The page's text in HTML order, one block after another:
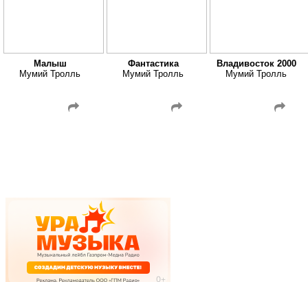
Малыш
Мумий Тролль
Фантастика
Мумий Тролль
Владивосток 2000
Мумий Тролль